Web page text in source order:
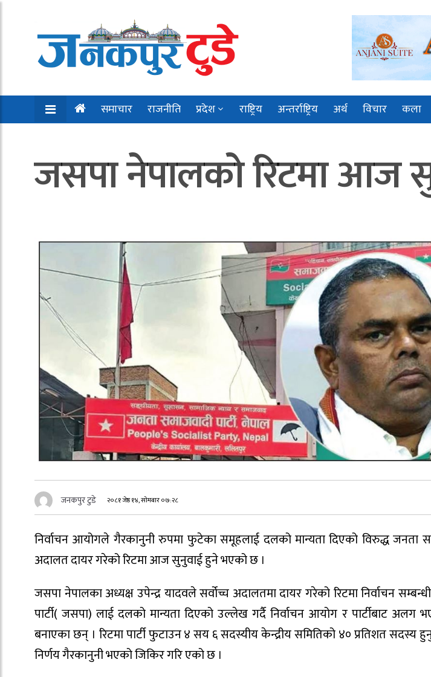
समाचार राजनीति प्रदेश राष्ट्रिय अन्तर्राष्ट्रिय अर्थ विचार कला
जसपा नेपालको रिटमा आज
जनकपुर टुडे २०८१ जेष्ठ १४, सोमबार ०७:२८
निर्वाचन आयोगले गैरकानुनी रुपमा फुटेका समूहलाई दलको मान्यता दिएको विरुद्ध जनता
अदालत दायर गरेको रिटमा आज सुनुवाई हुने भएको छ ।
जसपा नेपालका अध्यक्ष उपेन्द्र यादवले सर्वोच्च अदालतमा दायर गरेको रिटमा निर्वाचन
पार्टी( जसपा) लाई दलको मान्यता दिएको उल्लेख गर्दै निर्वाचन आयोग र पार्टीबाट
बनाएका छन् । रिटमा पार्टी फुटाउन ४ सय ६ सदस्यीय केन्द्रीय समितिको ४० प्रतिशत सदस्य
निर्णय गैरकानुनी भएको जिकिर गरि एको छ ।